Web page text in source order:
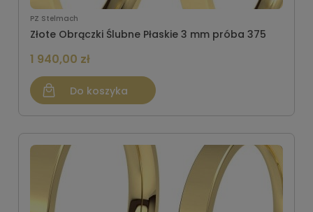
PZ Stelmach
Złote Obrączki Ślubne Płaskie 3 mm próba 375
1 940,00 zł
Do koszyka